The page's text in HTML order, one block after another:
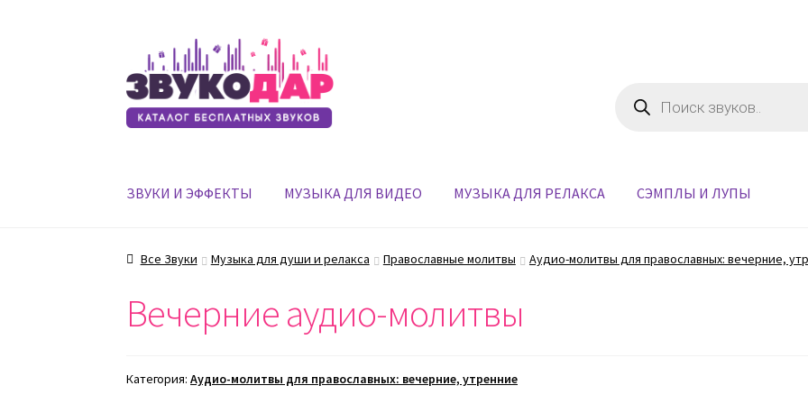
Перейти
к
навигации
Перейти
к
содержимому
товаров
ЗВУКИ И ЭФФЕКТЫ МУЗЫКА ДЛЯ ВИДЕО МУЗЫКА ДЛЯ РЕЛАКСА СЭМПЛЫ И ЛУПЫ
Все Звуки Музыка для души и релакса Православные молитвы Аудио-молитвы для православных: вечерние,
Вечерние аудио-молитвы
Категория:Аудио-молитвы для православных: вечерние, утренние